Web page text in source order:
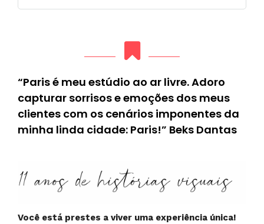
“Paris é meu estúdio ao ar livre. Adoro
capturar sorrisos e emoções dos meus
clientes com os cenários imponentes da
minha linda cidade: Paris!” Beks Dantas
Você está prestes a viver uma experiência única!